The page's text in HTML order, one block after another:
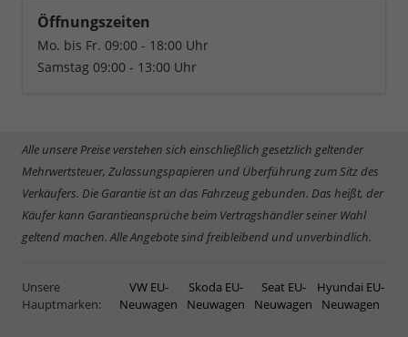
Öffnungszeiten
Mo. bis Fr. 09:00 - 18:00 Uhr
Samstag 09:00 - 13:00 Uhr
Alle unsere Preise verstehen sich einschließlich gesetzlich geltender
Mehrwertsteuer, Zulassungspapieren und Überführung zum Sitz des
Verkäufers. Die Garantie ist an das Fahrzeug gebunden. Das heißt, der
Käufer kann Garantieansprüche beim Vertragshändler seiner Wahl
geltend machen. Alle Angebote sind freibleibend und unverbindlich.
Unsere
Hauptmarken:
VW EU-
Neuwagen
Skoda EU-
Neuwagen
Seat EU-
Neuwagen
Hyundai EU-
Neuwagen